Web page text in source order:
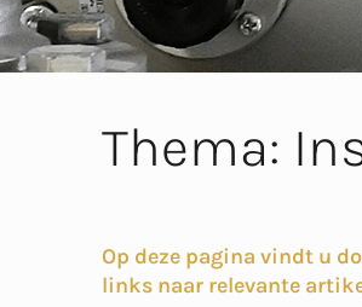
Thema:
Op deze pagina vindt u
links naar relevante